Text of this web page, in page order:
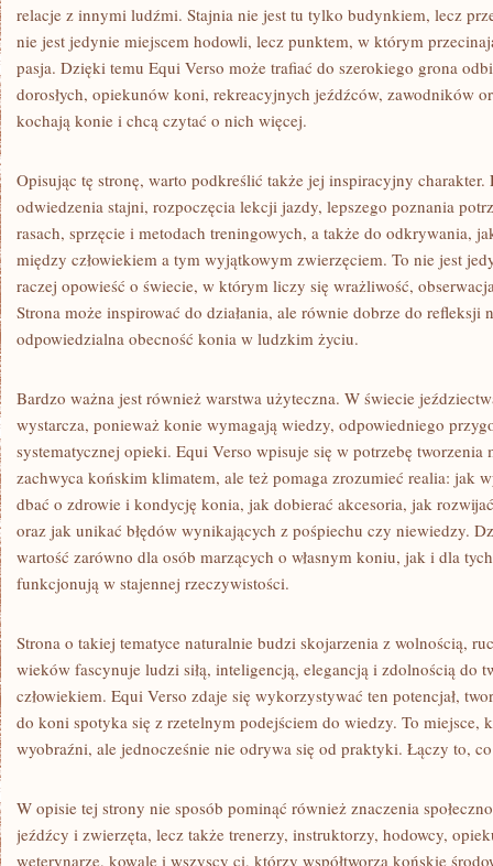
relacje z innymi ludźmi. Stajnia nie jest tu tylko budynkiem, lecz
nie jest jedynie miejscem hodowli, lecz punktem, w którym
pasja. Dzięki temu Equi Verso może trafiać do szerokiego grona
dorosłych, opiekunów koni, rekreacyjnych jeźdźców, zawodników
kochają konie i chcą czytać o nich więcej.
Opisując tę stronę, warto podkreślić także jej inspiracyjny charakter.
odwiedzenia stajni, rozpoczęcia lekcji jazdy, lepszego poznania
rasach, sprzęcie i metodach treningowych, a także do odkrywania,
między człowiekiem a tym wyjątkowym zwierzęciem. To nie jest
raczej opowieść o świecie, w którym liczy się wrażliwość,
Strona może inspirować do działania, ale równie dobrze do refleksji
odpowiedzialna obecność konia w ludzkim życiu.
Bardzo ważna jest również warstwa użyteczna. W świecie
wystarcza, ponieważ konie wymagają wiedzy, odpowiedniego
systematycznej opieki. Equi Verso wpisuje się w potrzebę
zachwyca końskim klimatem, ale też pomaga zrozumieć realia: jak
dbać o zdrowie i kondycję konia, jak dobierać akcesoria, jak
oraz jak unikać błędów wynikających z pośpiechu czy niewiedzy.
wartość zarówno dla osób marzących o własnym koniu, jak i dla
funkcjonują w stajennej rzeczywistości.
Strona o takiej tematyce naturalnie budzi skojarzenia z wolnością,
wieków fascynuje ludzi siłą, inteligencją, elegancją i zdolnością do
człowiekiem. Equi Verso zdaje się wykorzystywać ten potencjał,
do koni spotyka się z rzetelnym podejściem do wiedzy. To miejsce,
wyobraźni, ale jednocześnie nie odrywa się od praktyki. Łączy to,
W opisie tej strony nie sposób pominąć również znaczenia
jeźdźcy i zwierzęta, lecz także trenerzy, instruktorzy, hodowcy,
weterynarze, kowale i wszyscy ci, którzy współtworzą końskie